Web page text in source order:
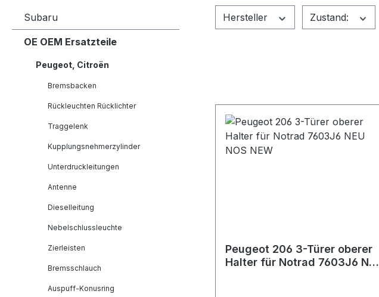
Subaru
OE OEM Ersatzteile
Peugeot, Citroën
Bremsbacken
Rückleuchten Rücklichter
Traggelenk
Kupplungsnehmerzylinder
Unterdruckleitungen
Antenne
Dieselleitung
Nebelschlussleuchte
Zierleisten
Bremsschlauch
Auspuff-Konusring
Hersteller Zustand:
Peugeot 206 3-Türer oberer
Halter für Notrad 7603J6 NEU